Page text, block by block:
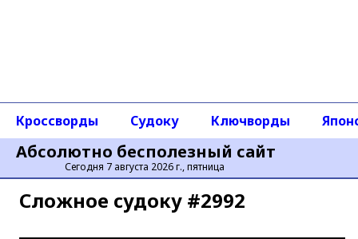
Абсолютно бесполезный сайт
Сегодня 7 августа 2026 г., пятница
Кроссворды Судоку Ключворды
Сложное cудоку #2992